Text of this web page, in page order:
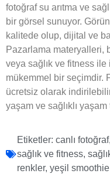
fotoğraf su arıtma ve
bir görsel sunuyor.
kalitede olup, dijital ve
Pazarlama materyalleri,
veya sağlık ve fitness
mükemmel bir seçimdir.
ücretsiz olarak
yaşam ve sağlıklı
Etiketler: canlı fotoğraf,
sağlık ve fitness,
renkler, yeşil smoothie